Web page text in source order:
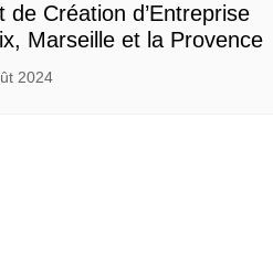
de Création d’Entreprise
Marseille et la Provence
2024